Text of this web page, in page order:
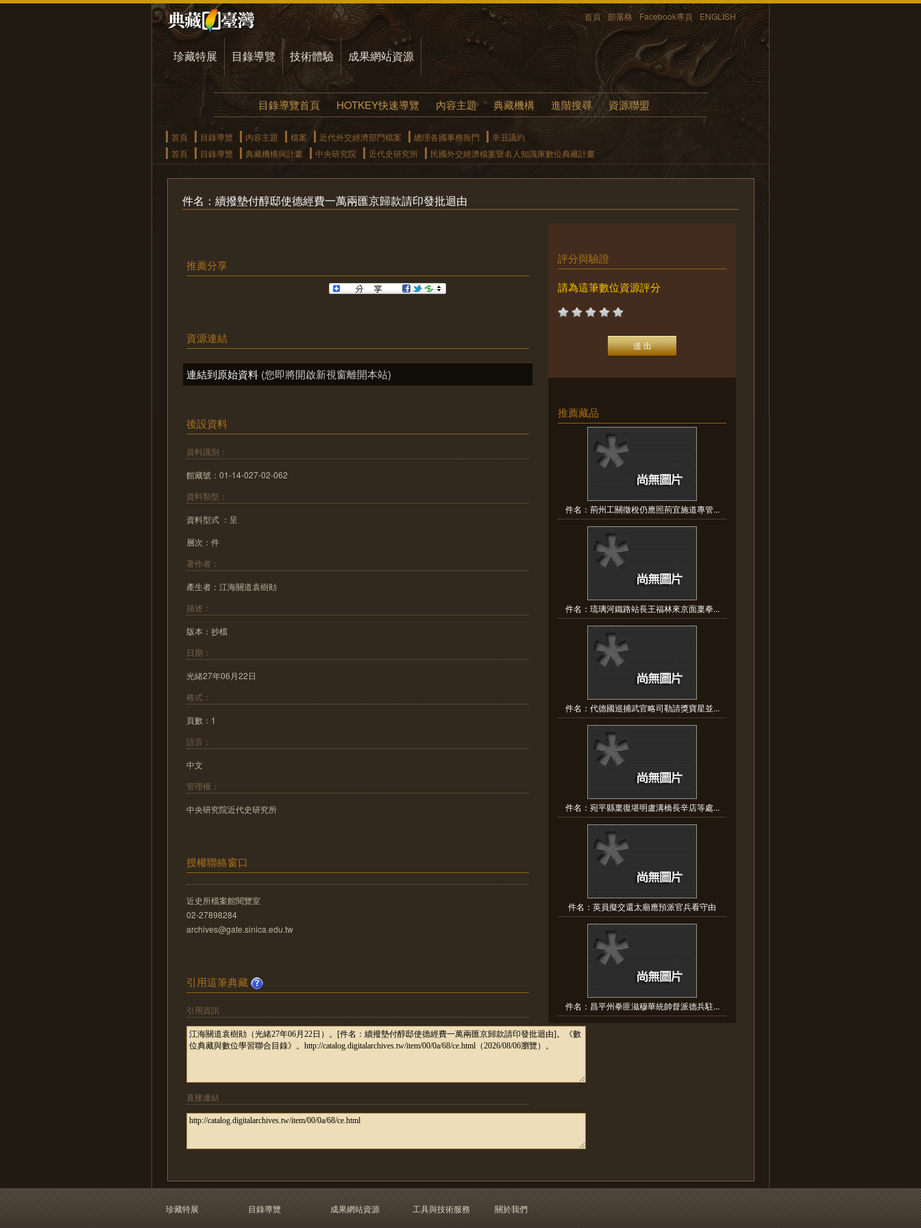
首頁 部落格 Facebook專頁 ENGLISH
珍藏特展 目錄導覽 技術體驗 成果網站資源
目錄導覽首頁 HOTKEY快速導覽 內容主題 典藏機構 進階搜尋 資源聯盟
首頁 目錄導覽 內容主題 檔案 近代外交經濟部門檔案 總理各國事務衙門
辛丑議約
首頁
目錄導覽 典藏機構與計畫 中央研究院 近代史研究所 民國外交經濟檔案暨名人知識庫數位典藏計畫
件名：續撥墊付醇邸使德經費一萬兩匯京歸款請印發批迴由
推薦分享
資源連結
連結到原始資料 (您即將開啟新視窗離開本站)
後設資料
資料識別：
館藏號：01-14-027-02-062
資料類型：
資料型式 ：呈
層次：件
著作者：
產生者：江海關道袁樹勛
描述：
版本：抄檔
日期：
光緒27年06月22日
格式：
頁數：1
語言：
中文
管理權：
中央研究院近代史研究所
授權聯絡窗口
近史所檔案館閱覽室
02-27898284
archives@gate.sinica.edu.tw
引用這筆典藏
引用資訊
直接連結
評分與驗證
請為這筆數位資源評分
推薦藏品
件名：荊州工關徵稅仍應照荊宜施道專管...
件名：琉璃河鐵路站長王福林來京面稟拳...
件名：代德國巡捕武官略司勒請獎寶星並...
件名：宛平縣稟復堪明盧溝橋長辛店等處...
件名：英員擬交還太廟應預派官兵看守由
件名：昌平州拳匪滋穆華統帥督派德兵駐...
珍藏特展
目錄導覽
成果網站資源
工具與技術服務
關於我們